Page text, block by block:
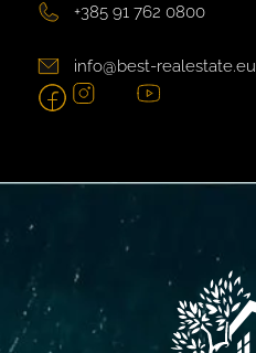
+385 91 762 0800
info@best-realestate.eu